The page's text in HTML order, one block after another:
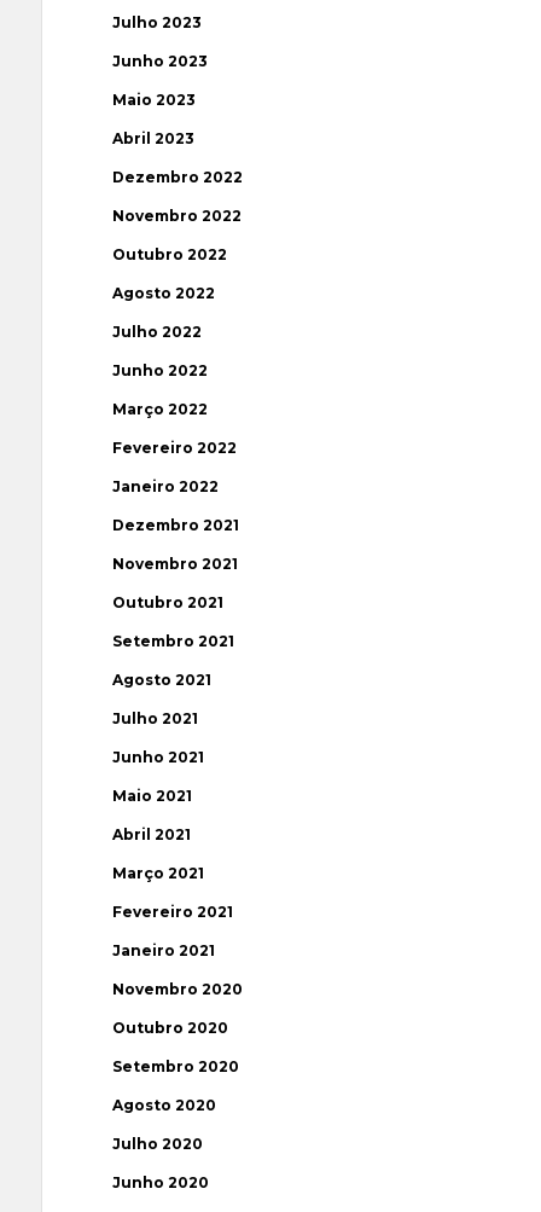
Julho 2023
Junho 2023
Maio 2023
Abril 2023
Dezembro 2022
Novembro 2022
Outubro 2022
Agosto 2022
Julho 2022
Junho 2022
Março 2022
Fevereiro 2022
Janeiro 2022
Dezembro 2021
Novembro 2021
Outubro 2021
Setembro 2021
Agosto 2021
Julho 2021
Junho 2021
Maio 2021
Abril 2021
Março 2021
Fevereiro 2021
Janeiro 2021
Novembro 2020
Outubro 2020
Setembro 2020
Agosto 2020
Julho 2020
Junho 2020